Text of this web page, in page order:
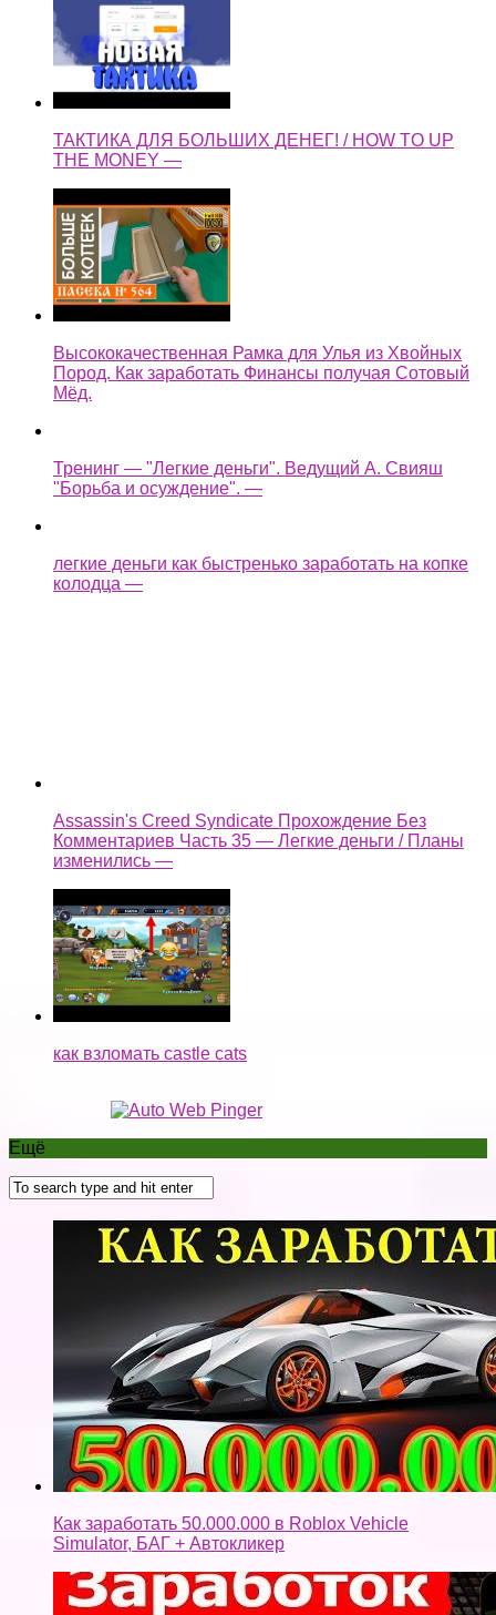
Высококачественная Рамка для Улья из Хвойных
Пород. Как заработать Финансы получая Сотовый
Мёд.
Тренинг — "Легкие деньги". Ведущий А. Свияш
"Борьба и осуждение". —
легкие деньги как быстренько заработать на копке
Assassin's Creed Syndicate Прохождение Без
Как заработать 50.000.000 в Roblox Vehicle
Simulator, БАГ + Автокликер
Мобильный заработок отзывы